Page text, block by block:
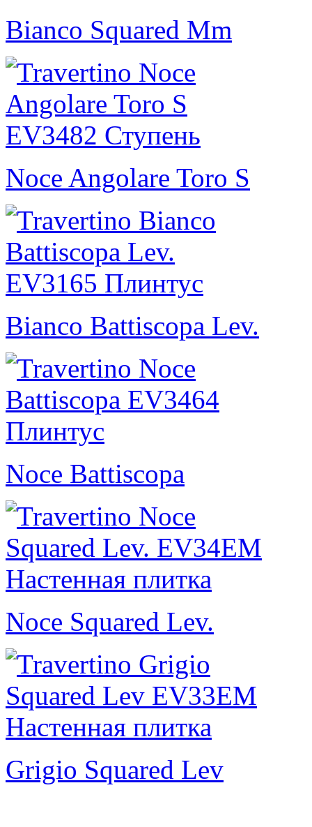
Bianco Squared Mm
Noce Angolare Toro S
Bianco Battiscopa Lev.
Noce Battiscopa
Noce Squared Lev.
Grigio Squared Lev